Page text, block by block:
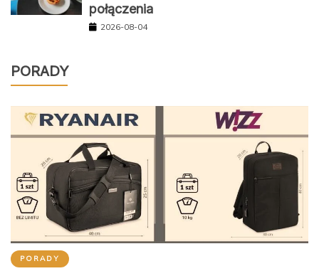
połączenia
2026-08-04
PORADY
PORADY